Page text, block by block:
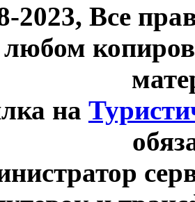
2023, Все
на